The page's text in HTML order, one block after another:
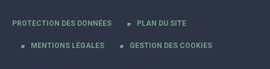
PROTECTION DES DONNÉES PLAN DU SITE
MENTIONS LÉGALES GESTION DES COOKIES